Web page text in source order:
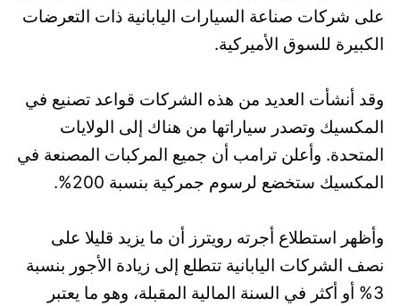
على شركات صناعة السيارات اليابانية ذات التعرضات
الكبيرة للسوق الأميركية.
وقد أنشأت العديد من هذه الشركات قواعد تصنيع في
المكسيك وتصدر سياراتها من هناك إلى الولايات
المتحدة. وأعلن ترامب أن جميع المركبات المصنعة في
المكسيك ستخضع لرسوم جمركية بنسبة 200%.
وأظهر استطلاع أجرته رويترز أن ما يزيد قليلا على
نصف الشركات اليابانية تتطلع إلى زيادة الأجور بنسبة
3% أو أكثر في السنة المالية المقبلة، وهو ما يعتبر